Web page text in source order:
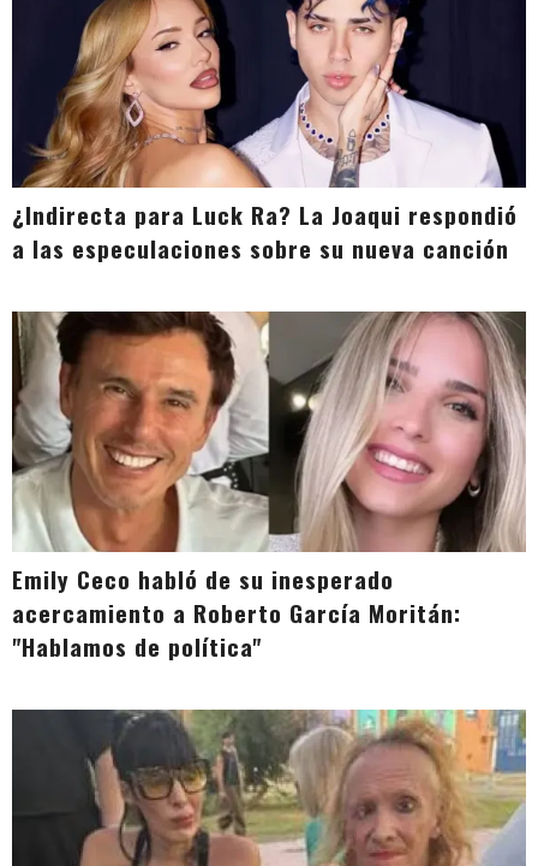
¿Indirecta para Luck Ra? La Joaqui respondió
a las especulaciones sobre su nueva canción
Emily Ceco habló de su inesperado
acercamiento a Roberto García Moritán:
"Hablamos de política"